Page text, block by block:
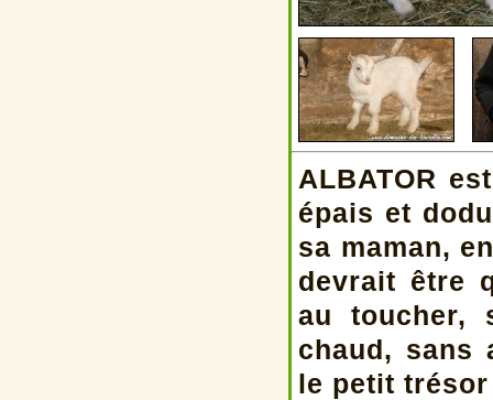
ALBATOR
épais et
sa maman,
devrait être
au toucher,
chaud, sans
le petit trésor